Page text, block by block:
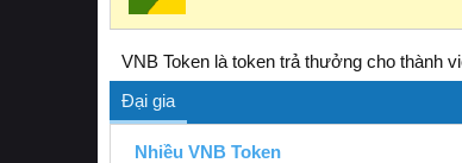
VNB Token là token trả thưởng cho thành
Đại gia
Nhiều VNB Token